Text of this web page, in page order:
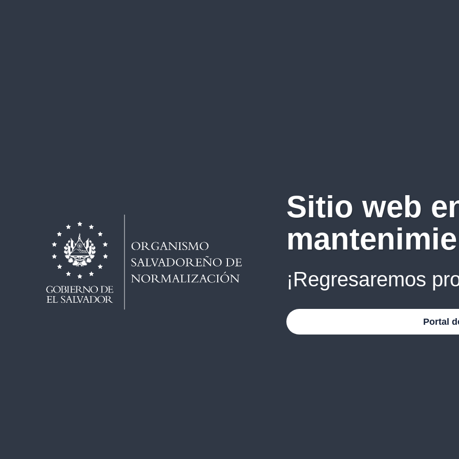
Sitio web
¡Regresaremos
Portal